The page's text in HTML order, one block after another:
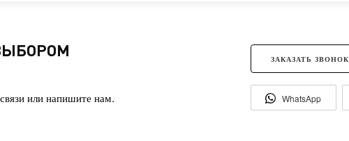
или напишите нам.
ЗАКАЗАТЬ ЗВОНОК
WhatsApp